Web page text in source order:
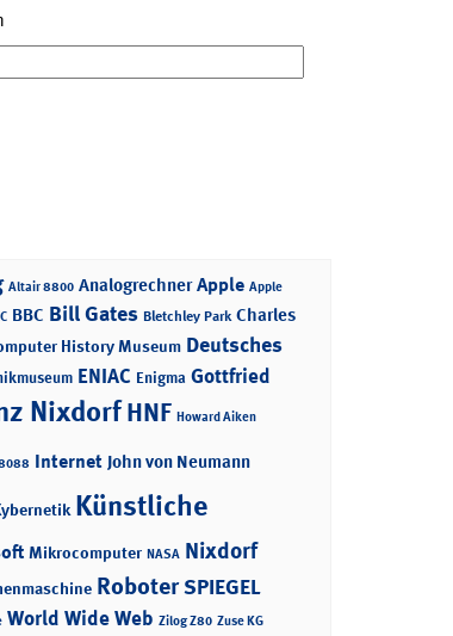
Altair 8800 Analogrechner Apple Apple
BBC Bill Gates Bletchley Park Charles
History Museum Deutsches
ENIAC Enigma Gottfried
NixdorfHNF Howard Aiken
Internet John von Neumann
Künstliche
Mikrocomputer NASA Nixdorf
RoboterSPIEGEL
World Wide Web Zilog Z80 Zuse KG